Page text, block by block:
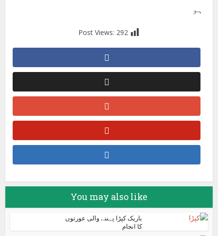
ہو
Post Views: 292
You may also like
باریک کپڑا پہننے والی عورتوں
کا انجام